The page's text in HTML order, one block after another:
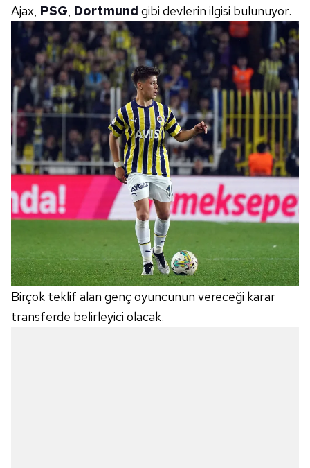
Ajax, PSG, Dortmund gibi devlerin ilgisi bulunuyor.
Birçok teklif alan genç oyuncunun vereceği karar
transferde belirleyici olacak.